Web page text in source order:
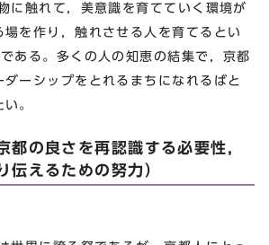
触れて，美意識を育てていく環境が
を作り，触れさせる人を育てるとい
ある。多くの人の知恵の結集で，京都
ーシップをとれるまちになれるばと
。
の良さを再認識する必要性，
伝えるための努力）